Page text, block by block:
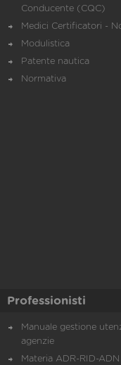
Conducente (CQC)
Medici Certificatori -
Modulistica
Patente nautica
Normativa
Professionisti
Manuale gestione
agenzie
Materia ADR-RID-ADN